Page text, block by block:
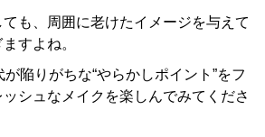
も、周囲に老けたイメージを与えて
すよね。
陥りがちな“やらかしポイント”をフ
シュなメイクを楽しんでみてくださ